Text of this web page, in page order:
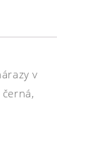
v